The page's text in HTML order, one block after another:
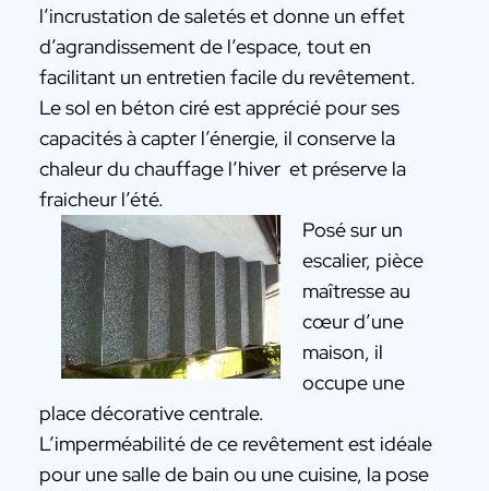
l’incrustation de saletés et donne un effet
d’agrandissement de l’espace, tout en
facilitant un entretien facile du revêtement.
Le sol en béton ciré est apprécié pour ses
capacités à capter l’énergie, il conserve la
chaleur du chauffage l’hiver et préserve la
fraicheur l’été.
Posé sur un
escalier, pièce
maîtresse au
cœur d’une
maison, il
occupe une
place décorative centrale.
L’imperméabilité de ce revêtement est idéale
pour une salle de bain ou une cuisine, la pose